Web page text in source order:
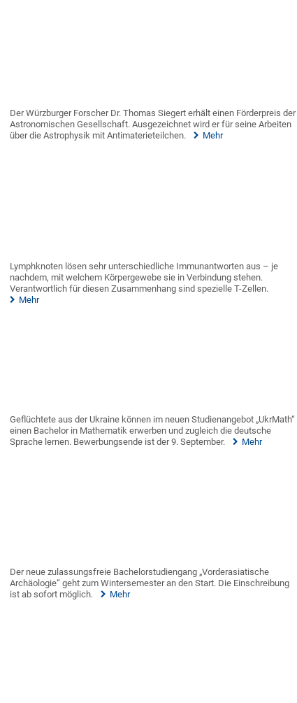
Der Würzburger Forscher Dr. Thomas Siegert erhält einen Förderpreis der
Astronomischen Gesellschaft. Ausgezeichnet wird er für seine Arbeiten
über die Astrophysik mit Antimaterieteilchen.
Mehr
Lymphknoten lösen sehr unterschiedliche Immunantworten aus – je
nachdem, mit welchem Körpergewebe sie in Verbindung stehen.
Verantwortlich für diesen Zusammenhang sind spezielle T-Zellen.
Mehr
Geflüchtete aus der Ukraine können im neuen Studienangebot „UkrMath“
einen Bachelor in Mathematik erwerben und zugleich die deutsche
Sprache lernen. Bewerbungsende ist der 9. September.
Mehr
Der neue zulassungsfreie Bachelorstudiengang „Vorderasiatische
Archäologie“ geht zum Wintersemester an den Start. Die Einschreibung
ist ab sofort möglich.
Mehr